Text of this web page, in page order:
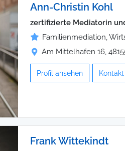
Ann-Christin Kohl
zertifizierte Mediatorin
Familienmediation,
Am Mittelhafen 16,
Profil ansehen Kontakt
Frank Wittekindt